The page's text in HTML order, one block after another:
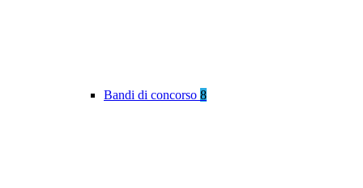
Bandi di concorso 8